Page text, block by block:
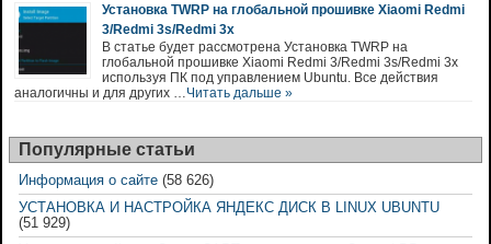
Установка TWRP на глобальной прошивке Xiaomi Redmi
3/Redmi 3s/Redmi 3x
В статье будет рассмотрена Установка TWRP на
глобальной прошивке Xiaomi Redmi 3/Redmi 3s/Redmi 3x
используя ПК под управлением Ubuntu. Все действия
аналогичны и для других …Читать дальше »
Популярные статьи
Информация о сайте (58 626)
УСТАНОВКА И НАСТРОЙКА ЯНДЕКС ДИСК В LINUX UBUNTU
(51 929)